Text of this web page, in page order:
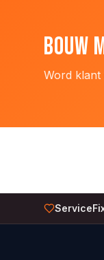
Bouw
Word klant